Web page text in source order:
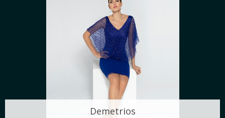
Demetrios